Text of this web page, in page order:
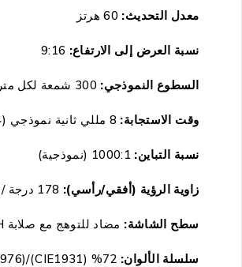
معدل التحديث:
نسبة العرض إلى الارتفاع:
السطوع النموذجي:
وقت الاستجابة:
نسبة التباين:
زاوية الرؤية (أفقي/رأسي): 178 درجة /178 درجة
سطح الشاشة: مضاد للتوهج مع صلابة 3H
سلسلة الألوان: